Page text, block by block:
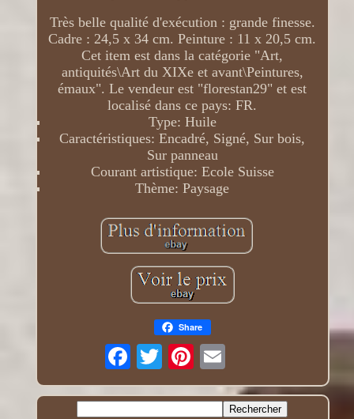
Très belle qualité d'exécution : grande finesse.
Cadre : 24,5 x 34 cm. Peinture : 11 x 20,5 cm.
Cet item est dans la catégorie "Art,
antiquités\Art du XIXe et avant\Peintures,
émaux". Le vendeur est "florestan29" et est
localisé dans ce pays: FR.
Type: Huile
Caractéristiques: Encadré, Signé, Sur bois,
Sur panneau
Courant artistique: Ecole Suisse
Thème: Paysage
Share